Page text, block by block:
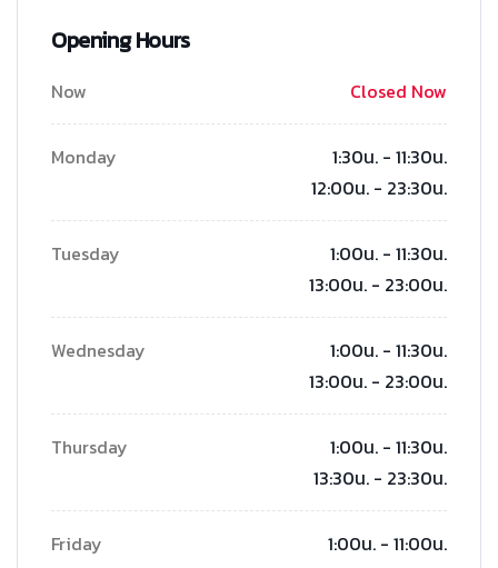
Opening Hours
Now Closed Now
Monday
1:30น. - 11:30น.
12:00น. - 23:30น.
Tuesday
1:00น. - 11:30น.
13:00น. - 23:00น.
Wednesday
1:00น. - 11:30น.
13:00น. - 23:00น.
Thursday
1:00น. - 11:30น.
13:30น. - 23:30น.
Friday
1:00น. - 11:00น.